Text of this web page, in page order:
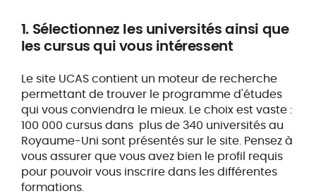
1. Sélectionnez les universités ainsi que
les cursus qui vous intéressent
Le site UCAS contient un moteur de recherche
permettant de trouver le programme d'études
qui vous conviendra le mieux. Le choix est vaste :
100 000 cursus dans plus de 340 universités au
Royaume-Uni sont présentés sur le site. Pensez à
vous assurer que vous avez bien le profil requis
pour pouvoir vous inscrire dans les différentes
formations.